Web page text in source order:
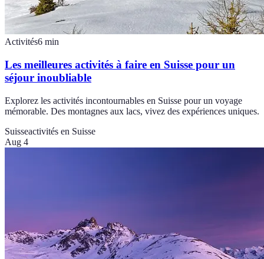
Activités6 min
Les meilleures activités à faire en Suisse pour un
séjour inoubliable
Explorez les activités incontournables en Suisse pour un voyage
mémorable. Des montagnes aux lacs, vivez des expériences uniques.
Suisseactivités en Suisse
Aug 4